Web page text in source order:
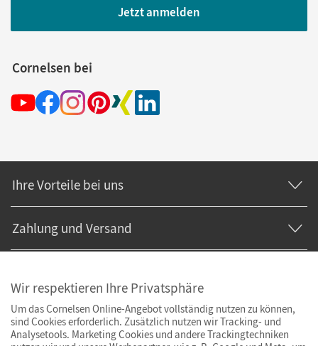
Jetzt anmelden
Cornelsen bei
Ihre Vorteile bei uns
Zahlung und Versand
Wir respektieren Ihre Privatsphäre
Um das Cornelsen Online-Angebot vollständig nutzen zu können,
sind Cookies erforderlich. Zusätzlich nutzen wir Tracking- und
Analysetools. Marketing Cookies und andere Trackingtechniken